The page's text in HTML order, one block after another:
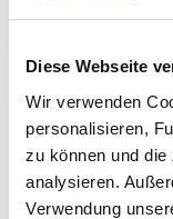
Diese Webseite
Wir verwenden
personalisieren,
zu können und
analysieren.
Verwendung